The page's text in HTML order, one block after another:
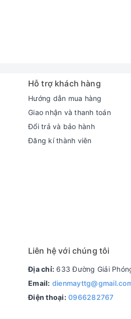
Hỗ trợ khách hàng
Hướng dẫn mua hàng
Giao nhận và thanh toán
Đổi trả và bảo hành
Đăng kí thành viên
Liên hệ với chúng tôi
Địa chỉ: 633 Đường Giải
Email:
Điện thoại: 0966282767